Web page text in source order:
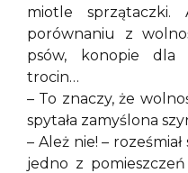
miotle
porównaniu z
psów, konopie dla
trocin…
– To znaczy, że
spytała zamyślona
– Ależ nie! –
jedno z